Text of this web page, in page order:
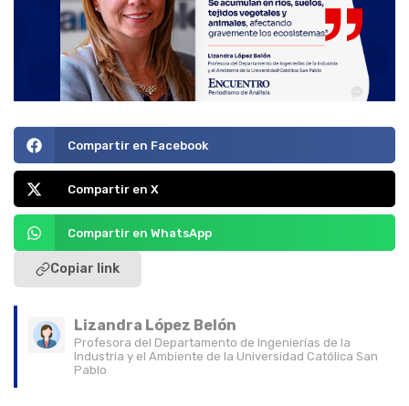
Compartir en Facebook
Compartir en X
Compartir en WhatsApp
Copiar link
Lizandra López Belón
Profesora del Departamento de Ingenierías de la
Industria y el Ambiente de la Universidad Católica San
Pablo